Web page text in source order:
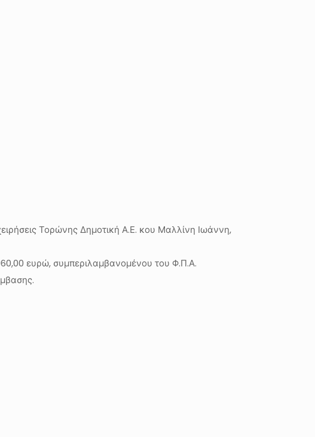
Τορώνης Δημοτική Α.Ε. κου Μαλλίνη Ιωάννη,
ευρώ, συμπεριλαμβανομένου του Φ.Π.Α.